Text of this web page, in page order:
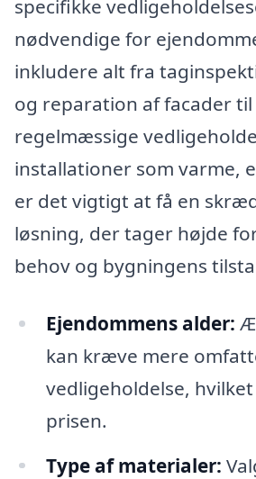
specifikke
nødvendige for
inkludere alt fra
og reparation af facader til
regelmæssige
installationer som varme,
er det vigtigt at få en
løsning, der tager højde
behov og bygningens
Ejendommens alder:
kan kræve mere
vedligeholdelse,
prisen.
Type af materialer: